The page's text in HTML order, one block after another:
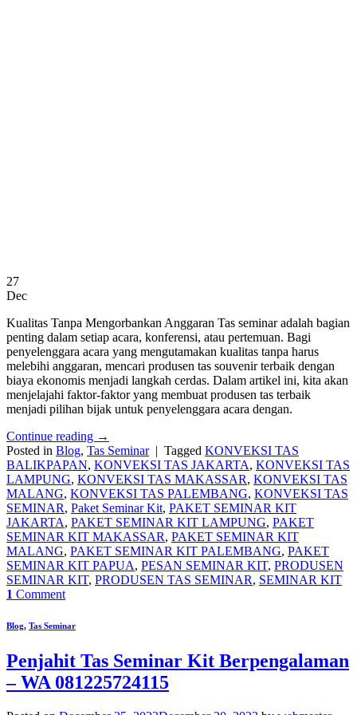
27
Dec
Kualitas Tanpa Mengorbankan Anggaran Tas seminar adalah bagian
penting dalam setiap acara, konferensi, atau pertemuan. Bagi
penyelenggara acara yang mengutamakan kualitas tanpa harus
melebihi anggaran, mencari produsen tas souvenir terbaik dengan
biaya ekonomis menjadi langkah cerdas. Dalam artikel ini, kita akan
menjelajahi faktor-faktor yang membuat produsen tas terbaik
menjadi pilihan bijak untuk penyelenggara acara dengan.
Continue reading →
Posted in Blog, Tas Seminar | Tagged KONVEKSI TAS
BALIKPAPAN, KONVEKSI TAS JAKARTA, KONVEKSI TAS
LAMPUNG, KONVEKSI TAS MAKASSAR, KONVEKSI TAS
MALANG, KONVEKSI TAS PALEMBANG, KONVEKSI TAS
SEMINAR, Paket Seminar Kit, PAKET SEMINAR KIT
JAKARTA, PAKET SEMINAR KIT LAMPUNG, PAKET
SEMINAR KIT MAKASSAR, PAKET SEMINAR KIT
MALANG, PAKET SEMINAR KIT PALEMBANG, PAKET
SEMINAR KIT PAPUA, PESAN SEMINAR KIT, PRODUSEN
SEMINAR KIT, PRODUSEN TAS SEMINAR, SEMINAR KIT
1 Comment
Blog, Tas Seminar
Penjahit Tas Seminar Kit Berpengalaman
– WA 081225724115